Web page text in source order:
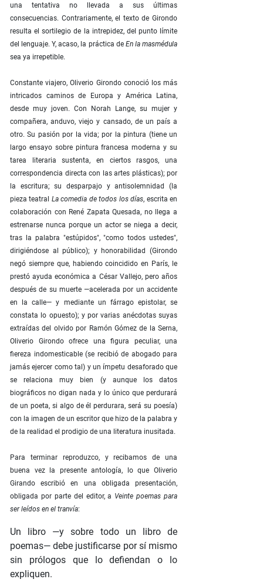
una tentativa no llevada a sus últimas
consecuencias. Contrariamente, el texto de Girondo
resulta el sortilegio de la intrepidez, del punto límite
del lenguaje. Y, acaso, la práctica de En la masmédula
sea ya irrepetible.
Constante viajero, Oliverio Girondo conoció los más
intricados caminos de Europa y América Latina,
desde muy joven. Con Norah Lange, su mujer y
compañera, anduvo, viejo y cansado, de un país a
otro. Su pasión por la vida; por la pintura (tiene un
largo ensayo sobre pintura francesa moderna y su
tarea literaria sustenta, en ciertos rasgos, una
correspondencia directa con las artes plásticas); por
la escritura; su desparpajo y antisolemnidad (la
pieza teatral La comedia de todos los días, escrita en
colaboración con René Zapata Quesada, no llega a
estrenarse nunca porque un actor se niega a decir,
tras la palabra "estúpidos", "como todos ustedes",
dirigiéndose al público); y honorabilidad (Girondo
negó siempre que, habiendo coincidido en París, le
prestó ayuda económica a César Vallejo, pero años
después de su muerte —acelerada por un accidente
en la calle— y mediante un fárrago epistolar, se
constata lo opuesto); y por varias anécdotas suyas
extraídas del olvido por Ramón Gómez de la Serna,
Oliverio Girondo ofrece una figura peculiar, una
fiereza indomesticable (se recibió de abogado para
jamás ejercer como tal) y un ímpetu desaforado que
se relaciona muy bien (y aunque los datos
biográficos no digan nada y lo único que perdurará
de un poeta, si algo de él perdurara, será su poesía)
con la imagen de un escritor que hizo de la palabra y
de la realidad el prodigio de una literatura inusitada.
Para terminar reproduzco, y recibamos de una
buena vez la presente antología, lo que Oliverio
Girando escribió en una obligada presentación,
obligada por parte del editor, a Veinte poemas para
ser leídos en el tranvía:
Un libro —y sobre todo un libro de
poemas— debe justificarse por sí mismo
sin prólogos que lo defiendan o lo
expliquen.